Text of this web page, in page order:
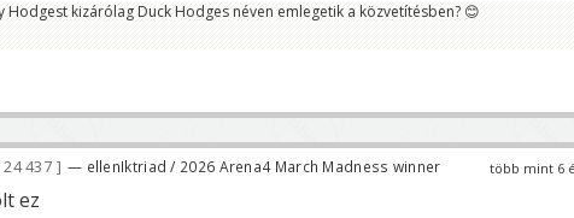
Hodgest kizárólag Duck Hodges néven emlegetik a közvetítésben? 😊
több mint 6
24 437 — ellenIktriad / 2026 Arena4 March Madness winner
ez